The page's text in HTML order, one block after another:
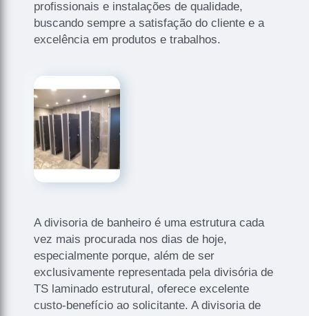
profissionais e instalações de qualidade,
buscando sempre a satisfação do cliente e a
excelência em produtos e trabalhos.
A divisoria de banheiro é uma estrutura cada
vez mais procurada nos dias de hoje,
especialmente porque, além de ser
exclusivamente representada pela divisória de
TS laminado estrutural, oferece excelente
custo-benefício ao solicitante. A divisoria de